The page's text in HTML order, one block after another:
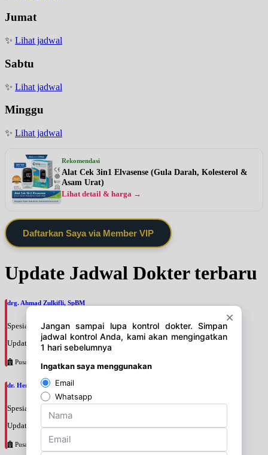
Jumat
✨ Lihat jadwal
Sabtu
✨ Lihat jadwal
Minggu
✨ Lihat jadwal
Rekomendasi
Alat Cek 3in1 Elvasense (Gula Darah, Kolesterol &
Asam Urat)
Lihat detail & harga →
Daftarkan Saya via Member VIP
Update Jadwal Dokter terbaru
drg. Ahmad Zulkifli, SpBM
Spesialis: Gigi
Update terakhir: 2026-08-06 12:42:05
Pusat Pertamina
dr. Hery Mardani, SpAn
Spesialis: Anestesi
Update terakhir: 2026-08-06 11:17:24
Pusat Pertamina